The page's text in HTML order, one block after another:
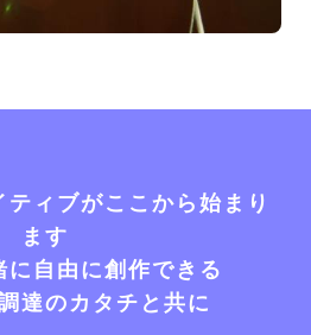
ィブがここから始まり
ます
に自由に創作できる
達のカタチと共に